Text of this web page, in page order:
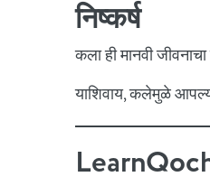
निष्कर्ष
कला ही मानवी
याशिवाय, कलेमुळे